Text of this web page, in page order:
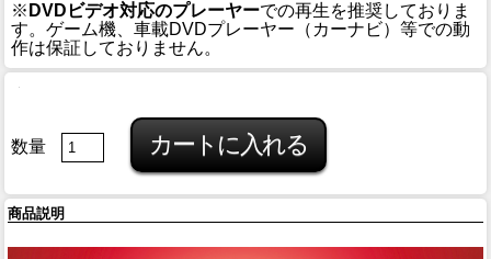
※ DVDビデオ対応のプレーヤーでの再生を推奨しておりま
す。ゲーム機、車載DVDプレーヤー（カーナビ）等での動
作は保証しておりません。
数量
商品説明